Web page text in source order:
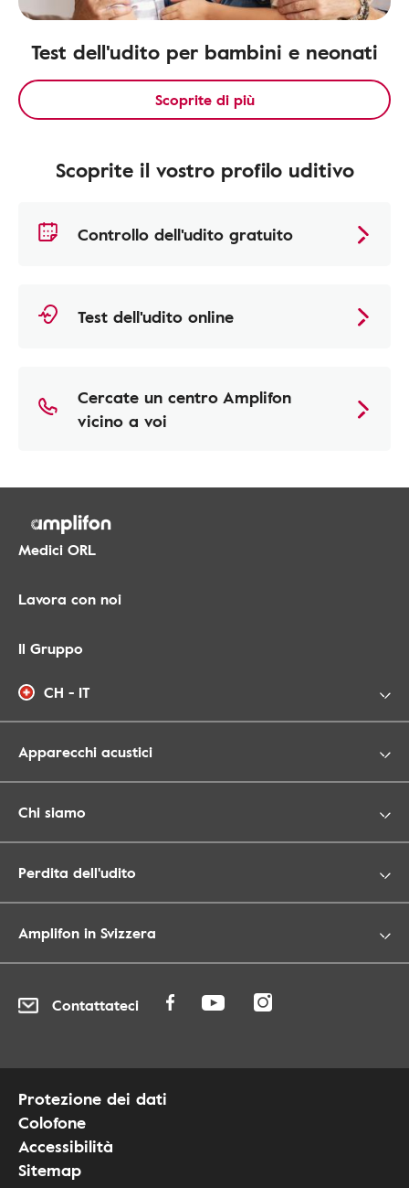
Test dell'udito per bambini e neonati
Scoprite di più
Scoprite il vostro profilo uditivo
Controllo dell'udito gratuito
Test dell'udito online
Cercate un centro Amplifon
vicino a voi
Medici ORL
Lavora con noi
Il Gruppo
CH - IT
Apparecchi acustici
Chi siamo
Perdita dell'udito
Amplifon in Svizzera
Contattateci
Protezione dei dati
Colofone
Accessibilità
Sitemap